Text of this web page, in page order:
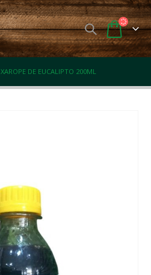
XAROPE DE EUCALIPTO 200ML